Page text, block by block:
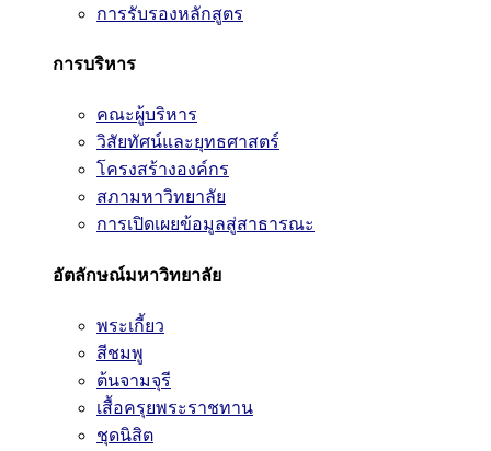
การรับรองหลักสูตร
การบริหาร
คณะผู้บริหาร
วิสัยทัศน์และยุทธศาสตร์
โครงสร้างองค์กร
สภามหาวิทยาลัย
การเปิดเผยข้อมูลสู่สาธารณะ
อัตลักษณ์มหาวิทยาลัย
พระเกี้ยว
สีชมพู
ต้นจามจุรี
เสื้อครุยพระราชทาน
ชุดนิสิต